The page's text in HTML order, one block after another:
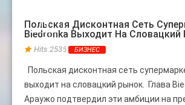
Польская Дисконтная Сеть
Biedronka Выходит На
Hits:2536 БИЗНЕС
Польская дисконтная сеть
выходит на словацкий рынок. Глава
Араужо подтвердил эти амбиции на
18
АПР